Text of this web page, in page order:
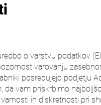
o varstvu podatkov
varovanju
posredujejo podjetju
da vam priskrbimo
in diskretnosti pri